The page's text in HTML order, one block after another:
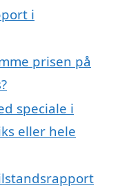
i
prisen på
speciale i
eller hele